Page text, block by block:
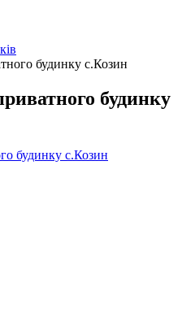
будинку с.Козин
будинку